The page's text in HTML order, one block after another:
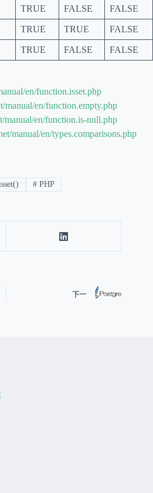
TRUE FALSE FALSE
TRUE TRUE FALSE
TRUE FALSE
FALSE
en/function.isset.php
manual/en/function.empty.php
manual/en/function.is-null.php
manual/en/types.comparisons.php
# PHP
下一